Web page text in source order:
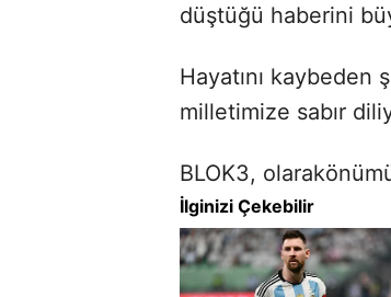
düştüğü haberini
Hayatını kaybeden
milletimize sabır
BLOK3,